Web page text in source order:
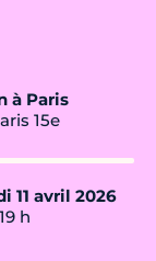
à Paris
15e
11 avril 2026
h